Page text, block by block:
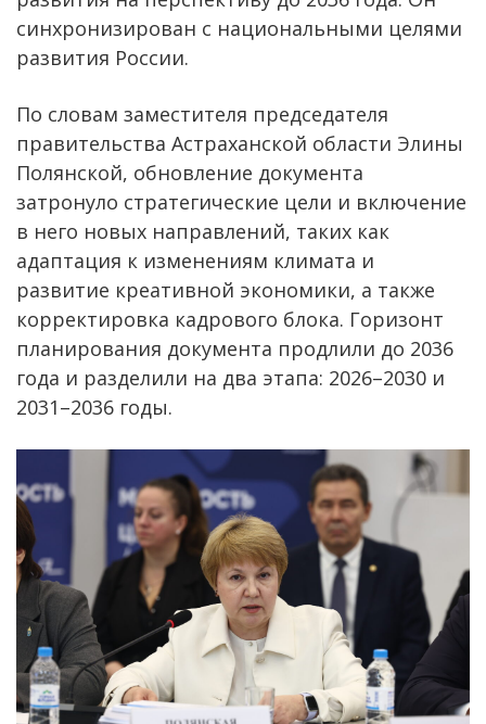
синхронизирован с национальными целями
развития России.
По словам заместителя председателя
правительства Астраханской области Элины
Полянской, обновление документа
затронуло стратегические цели и включение
в него новых направлений, таких как
адаптация к изменениям климата и
развитие креативной экономики, а также
корректировка кадрового блока. Горизонт
планирования документа продлили до 2036
года и разделили на два этапа: 2026–2030 и
2031–2036 годы.